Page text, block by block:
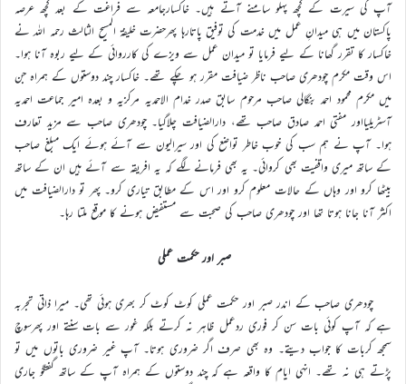
آپ کی سیرت کے کچھ پہلو سامنے آتے ہیں۔ خاکسارجامعہ سے فراغت کے بعد کچھ عرصہ
پاکستان میں ہی میدانِ عمل میں خدمت کی توفیق پاتارہا پھرحضرت خلیفۃ المسیح الثالث رحمہ اللہ نے
خاکسار کا تقرر گھانا کے لیے فرمایا تو میدان عمل سے ویزے کی کارروائی کے لیے ربوہ آنا ہوا۔
اس وقت مکرم چودھری صاحب ناظر ضیافت مقرر ہو چکے تھے۔ خاکسار چند دوستوں کے ہمراہ جن
میں مکرم محمود احمد بنگالی صاحب مرحوم سابق صدر خدام الاحمدیہ مرکزیہ و بعدہ امیر جماعت احمدیہ
آسٹریلیااور مفتی احمد صادق صاحب تھے، دارالضیافت چلاگیا۔ چودھری صاحب سے مزید تعارف
ہوا۔ آپ نے ہم سب کی خوب خاطر تواضع کی اور سیرالیون سے آئے ہوئے ایک مبلغ صاحب
کے ساتھ میری واقفیت بھی کروائی۔ یہ بھی فرمانے لگے کہ یہ افریقہ سے آئے ہیں ان کے ساتھ
بیٹھا کرو اور وہاں کے حالات معلوم کرو اور اس کے مطابق تیاری کرو۔ پھر تو دارالضیافت میں
اکثر آنا جانا ہوتا تھا اور چودھری صاحب کی صحبت سے مستفیض ہونے کا موقع ملتا رہا۔
صبر اور حکمت عملی
چودھری صاحب کے اندر صبر اور حکمت عملی کوٹ کوٹ کر بھری ہوئی تھی۔ میرا ذاتی تجربہ
ہے کہ آپ کوئی بات سن کر فوری ردعمل ظاہر نہ کرتے بلکہ غور سے بات سنتے اور پھرسوچ
سمجھ کربات کا جواب دیتے۔ وہ بھی صرف اگر ضروری ہوتا۔ آپ غیر ضروری باتوں میں تو
پڑتے ہی نہ تھے۔ انہی ایام کا واقعہ ہے کہ چند دوستوں کے ہمراہ آپ کے ساتھ گفتگو جاری